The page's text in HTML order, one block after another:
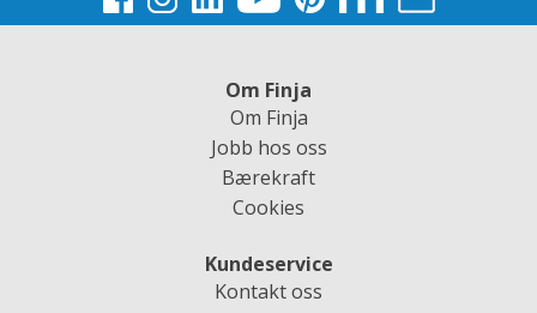
Om Finja
Om Finja
Jobb hos oss
Bærekraft
Cookies
Kundeservice
Kontakt oss